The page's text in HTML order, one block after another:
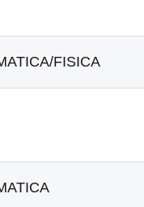
FISICA